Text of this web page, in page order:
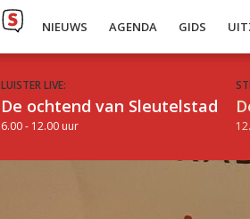
NIEUWS AGENDA GIDS
LUISTER LIVE:
De ochtend van Sleutelstad
6.00 - 12.00 uur